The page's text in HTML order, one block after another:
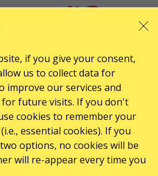
KARABAS.DK
if you give your consent,
us to collect data for
improve our services and
future visits. If you don't
cookies to remember your
essential cookies). If you
options, no cookies will be
will re-appear every time you